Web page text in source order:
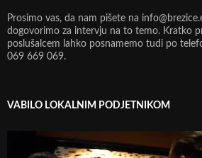
Prosimo vas, da nam pišete na
dogovorimo za intervju na to temo. Kratko
poslušalcem lahko posnamemo tudi po
069 669 069.
VABILO LOKALNIM PODJETNIKOM